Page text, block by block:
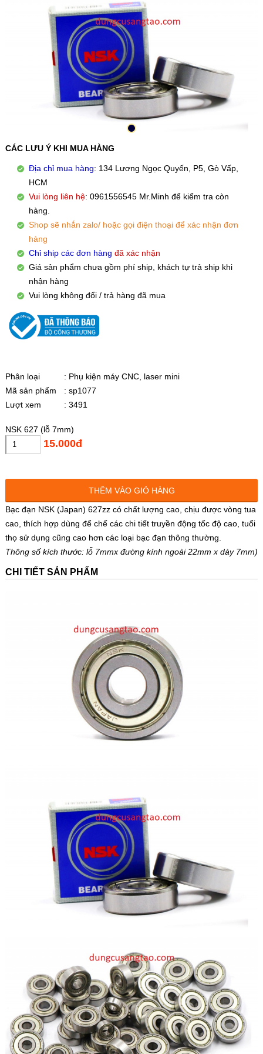
CÁC LƯU Ý KHI MUA HÀNG
Địa chỉ mua hàng: 134 Lương Ngọc Quyến, P5, Gò Vấp,
HCM
Vui lòng liên hệ: 0961556545 Mr.Minh để kiểm tra còn
hàng.
Shop sẽ nhắn zalo/ hoặc gọi điện thoại để xác nhận đơn
hàng
Chỉ ship các đơn hàng đã xác nhận
Giá sản phẩm chưa gồm phí ship, khách tự trả ship khi
nhận hàng
Vui lòng không đổi / trả hàng đã mua
Phân loại
: Phụ kiện máy CNC, laser mini
Mã sản phẩm
: sp1077
Lượt xem
: 3491
NSK 627 (lỗ 7mm)
15.000đ
THÊM VÀO GIỎ HÀNG
Bạc đạn NSK (Japan) 627zz có chất lượng cao, chịu được vòng tua
cao, thích hợp dùng để chế các chi tiết truyền động tốc độ cao, tuổi
thọ sử dụng cũng cao hơn các loại bạc đạn thông thường.
Thông số kích thước: lỗ 7mmx đường kính ngoài 22mm x dày 7mm)
CHI TIẾT SẢN PHẨM